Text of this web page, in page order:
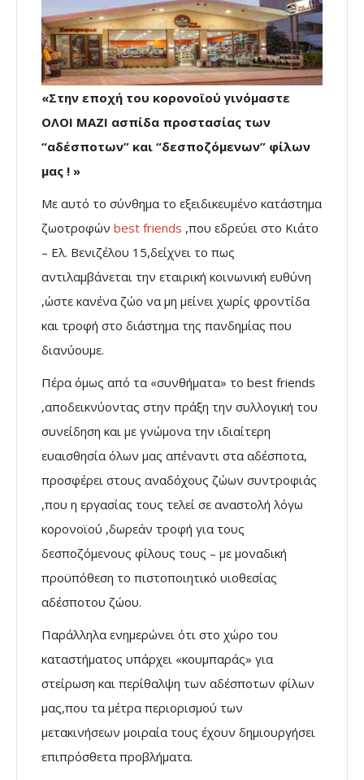
«Στην εποχή του κορονοϊού γινόμαστε
ΟΛΟΙ ΜΑΖΙ ασπίδα προστασίας των
“αδέσποτων” και “δεσποζόμενων” φίλων
μας ! »
Με αυτό το σύνθημα το εξειδικευμένο κατάστημα
ζωοτροφών best friends ,που εδρεύει στο Κιάτο
– Ελ. Βενιζέλου 15,δείχνει το πως
αντιλαμβάνεται την εταιρική κοινωνική ευθύνη
,ώστε κανένα ζώο να μη μείνει χωρίς φροντίδα
και τροφή στο διάστημα της πανδημίας που
διανύουμε.
Πέρα όμως από τα «συνθήματα» το best friends
,αποδεικνύοντας στην πράξη την συλλογική του
συνείδηση και με γνώμονα την ιδιαίτερη
ευαισθησία όλων μας απέναντι στα αδέσποτα,
προσφέρει στους αναδόχους ζώων συντροφιάς
,που η εργασίας τους τελεί σε αναστολή λόγω
κορονοϊού ,δωρεάν τροφή για τους
δεσποζόμενους φίλους τους – με μοναδική
προϋπόθεση το πιστοποιητικό υιοθεσίας
αδέσποτου ζώου.
Παράλληλα ενημερώνει ότι στο χώρο του
καταστήματος υπάρχει «κουμπαράς» για
στείρωση και περίθαλψη των αδέσποτων φίλων
μας,που τα μέτρα περιορισμού των
μετακινήσεων μοιραία τους έχουν δημιουργήσει
επιπρόσθετα προβλήματα.